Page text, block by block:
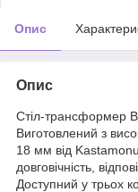
Опис
Опис
Стіл-трансформер
Виготовлений з
18 мм від
довговічність,
Доступний у трьох